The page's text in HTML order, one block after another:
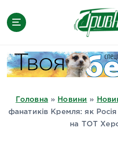
Головна » Новини »
фанатиків Кремля: як Росія
на ТОТ